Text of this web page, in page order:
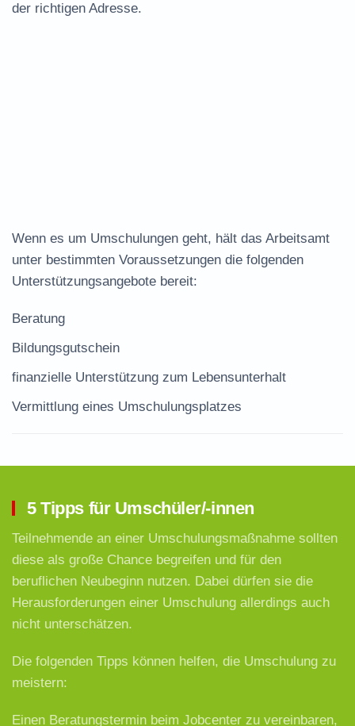
der richtigen Adresse.
Wenn es um Umschulungen geht, hält das Arbeitsamt
unter bestimmten Voraussetzungen die folgenden
Unterstützungsangebote bereit:
Beratung
Bildungsgutschein
finanzielle Unterstützung zum Lebensunterhalt
Vermittlung eines Umschulungsplatzes
5 Tipps für Umschüler/-innen
Teilnehmende an einer Umschulungsmaßnahme sollten
diese als große Chance begreifen und für den
beruflichen Neubeginn nutzen. Dabei dürfen sie die
Herausforderungen einer Umschulung allerdings auch
nicht unterschätzen.
Die folgenden Tipps können helfen, die Umschulung zu
meistern:
Einen Beratungstermin beim Jobcenter zu vereinbaren,